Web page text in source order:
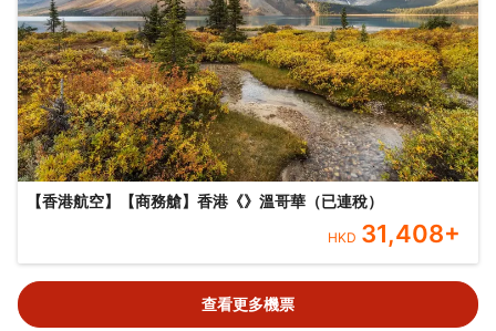
【香港航空】【商務艙】香港《》溫哥華（已連稅）
HKD 31,408+
查看更多機票